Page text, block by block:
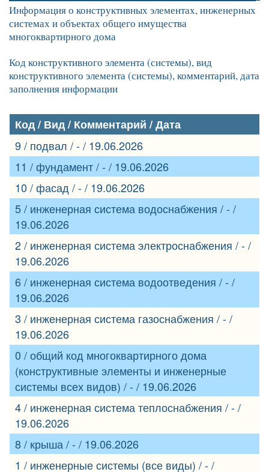
Информация о конструктивных элементах, инженерных
системах и объектах общего имущества
многоквартирного дома
Код конструктивного элемента (системы), вид
конструктивного элемента (системы), комментарий, дата
заполнения информации
Код / Вид / Комментарий / Дата
9 / подвал / - / 19.06.2026
11 / фундамент / - / 19.06.2026
10 / фасад / - / 19.06.2026
5 / инженерная система водоснабжения / - /
19.06.2026
2 / инженерная система электроснабжения / - /
19.06.2026
6 / инженерная система водоотведения / - /
19.06.2026
3 / инженерная система газоснабжения / - /
19.06.2026
0 / общий код многоквартирного дома
(конструктивные элементы и инженерные
системы всех видов) / - / 19.06.2026
4 / инженерная система теплоснабжения / - /
19.06.2026
8 / крыша / - / 19.06.2026
1 / инженерные системы (все виды) / - /